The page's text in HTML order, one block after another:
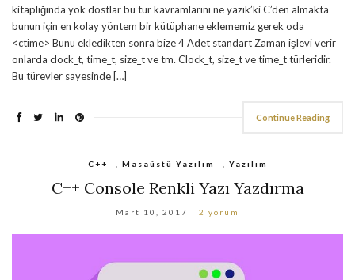
kitaplığında yok dostlar bu tür kavramlarını ne yazık’ki C’den almakta
bunun için en kolay yöntem bir kütüphane eklememiz gerek oda
<ctime> Bunu ekledikten sonra bize 4 Adet standart Zaman işlevi verir
onlarda clock_t, time_t, size_t ve tm. Clock_t, size_t ve time_t türleridir.
Bu türevler sayesinde […]
Continue Reading
C++ Masaüstü Yazılım Yazılım
C++ Console Renkli Yazı Yazdırma
Mart 10, 2017 2 yorum